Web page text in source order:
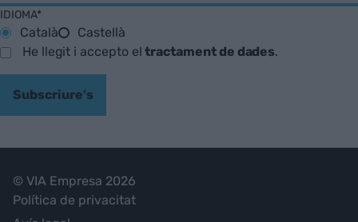
IDIOMA*
Català
Castellà
He llegit i accepto eltractament de dades.
Subscriure's
© VIA Empresa 2026
Política de privacitat